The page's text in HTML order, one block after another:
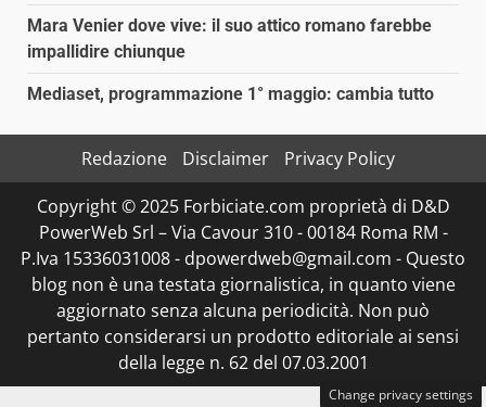
Mara Venier dove vive: il suo attico romano farebbe
impallidire chiunque
Mediaset, programmazione 1° maggio: cambia tutto
Redazione Disclaimer
Privacy Policy
Copyright © 2025 Forbiciate.com proprietà di D&D
PowerWeb Srl – Via Cavour 310 - 00184 Roma RM -
P.Iva 15336031008 - dpowerdweb@gmail.com - Questo
blog non è una testata giornalistica, in quanto viene
aggiornato senza alcuna periodicità. Non può
pertanto considerarsi un prodotto editoriale ai sensi
della legge n. 62 del 07.03.2001
Change privacy settings